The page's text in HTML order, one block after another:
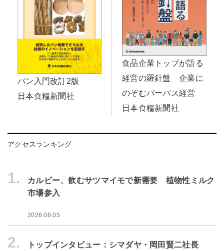
パン入門改訂2版
日本食糧新聞社
食品企業トップが語る
経営の羅針盤 企業に
のぞむパーパス経営
日本食糧新聞社
アクセスランキング
1.
カルビー、飲むサツマイモで新需要 植物性ミルク
市場参入
2026.08.05
2. トップインタビュー：シマダヤ・岡田賢二社長